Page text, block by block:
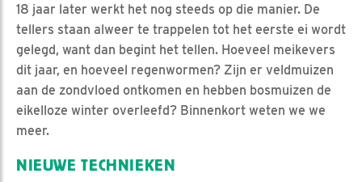
18 jaar later werkt het nog steeds op die manier. De
tellers staan alweer te trappelen tot het eerste ei wordt
gelegd, want dan begint het tellen. Hoeveel meikevers
dit jaar, en hoeveel regenwormen? Zijn er veldmuizen
aan de zondvloed ontkomen en hebben bosmuizen de
eikelloze winter overleefd? Binnenkort weten we we
meer.
NIEUWE TECHNIEKEN